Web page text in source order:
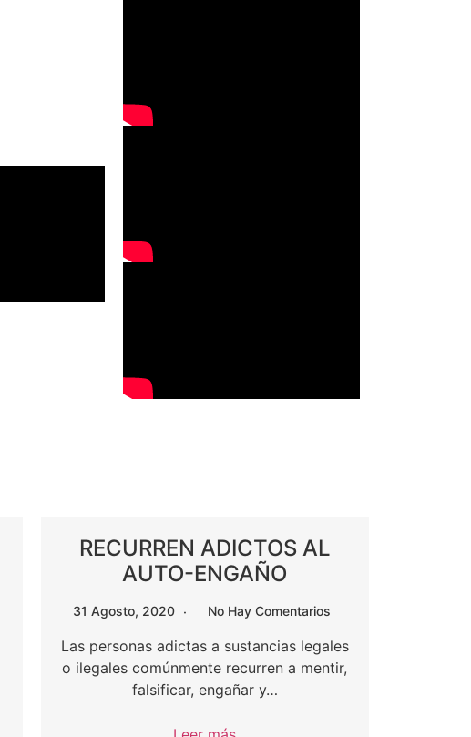
RECURREN ADICTOS AL
AUTO-ENGAÑO
31 Agosto, 2020 No Hay Comentarios
Las personas adictas a sustancias legales
o ilegales comúnmente recurren a mentir,
falsificar, engañar y…